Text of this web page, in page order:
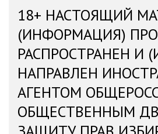
18+ НАСТОЯЩИЙ
(ИНФОРМАЦИЯ)
РАСПРОСТРАНЕН И
НАПРАВЛЕН
АГЕНТОМ
ОБЩЕСТВЕННЫМ